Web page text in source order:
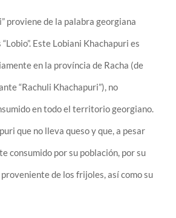
proviene de la palabra georgiana
Este Lobiani Khachapuri es
en la província de Racha (de
“Rachuli Khachapuri”), no
en todo el territorio georgiano.
que no lleva queso y que, a pesar
consumido por su población, por su
de los frijoles, así como su